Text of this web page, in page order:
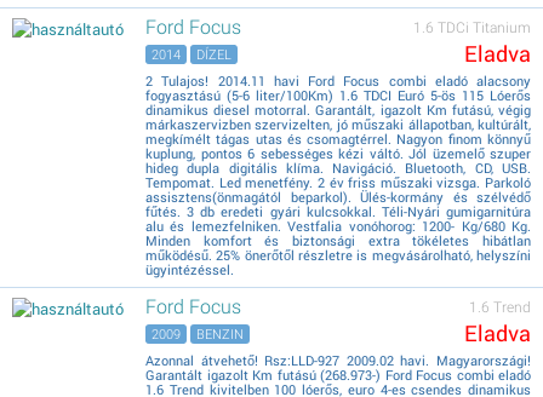
Ford Focus 1.6 TDCi Titanium
Eladva
2014 DÍZEL
2 Tulajos! 2014.11 havi Ford Focus combi eladó alacsony
fogyasztású (5-6 liter/100Km) 1.6 TDCI Euró 5-ös 115 Lóerős
dinamikus diesel motorral. Garantált, igazolt Km futású, végig
márkaszervizben szervizelten, jó műszaki állapotban, kultúrált,
megkímélt tágas utas és csomagtérrel. Nagyon finom könnyű
kuplung, pontos 6 sebességes kézi váltó. Jól üzemelő szuper
hideg dupla digitális klíma. Navigáció. Bluetooth, CD, USB.
Tempomat. Led menetfény. 2 év friss műszaki vizsga. Parkoló
assisztens(önmagától beparkol). Ülés-kormány és szélvédő
fűtés. 3 db eredeti gyári kulcsokkal. Téli-Nyári gumigarnitúra
alu és lemezfelniken. Vestfalia vonóhorog: 1200- Kg/680 Kg.
Minden komfort és biztonsági extra tökéletes hibátlan
működésű. 25% önerőtől részletre is megvásárolható, helyszíni
ügyintézéssel.
Ford Focus 1.6 Trend
Eladva
2009 BENZIN
Azonnal átvehető! Rsz:LLD-927 2009.02 havi. Magyarországi!
Garantált igazolt Km futású (268.973-) Ford Focus combi eladó
1.6 Trend kivitelben 100 lóerős, euro 4-es csendes dinamikus